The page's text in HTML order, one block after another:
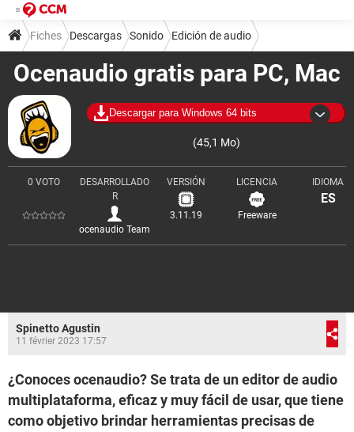
Ocenaudio gratis para PC, Mac
Descargar para Windows 64 bits
(45,1 Mo)
0 VOTO
DESARROLLADO
R
ocenaudio Team
VERSIÓN
3.11.19
LICENCIA
Freeware
IDIOMA
ES
Fiches Descargas Sonido Edición de audio
Spinetto Agustin
11 février 2023 17:57
¿Conoces ocenaudio? Se trata de un editor de audio
multiplataforma, eficaz y muy fácil de usar, que tiene
como objetivo brindar herramientas precisas de